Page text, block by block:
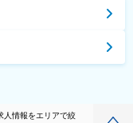
人情報をエリアで絞